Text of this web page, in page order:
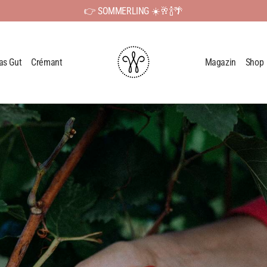
👉 SOMMERLING ☀️🥂🍾🌴
Gut Crémant Magazin Shop